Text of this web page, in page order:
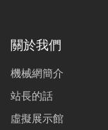
關於我們
機械網簡介
站長的話
虛擬展示館